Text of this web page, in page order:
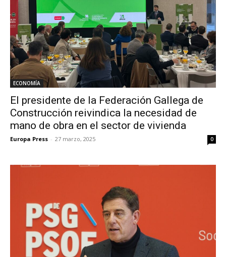
ECONOMÍA
El presidente de la Federación Gallega de
Construcción reivindica la necesidad de
mano de obra en el sector de vivienda
Europa Press - 27 marzo, 2025 0